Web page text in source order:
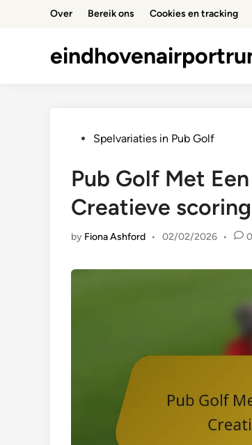
Over Bereik ons Cookies en tracking
PostedSpelvariaties in Pub Golf
Pub Golf Met
Creatieve
by Fiona Ashford • 02/02/2026 • 0